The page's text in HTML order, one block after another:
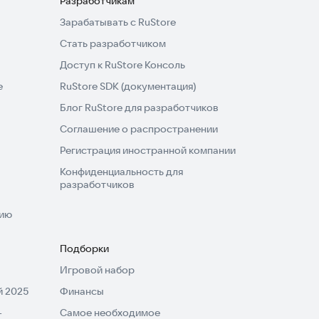
Зарабатывать с RuStore
Стать разработчиком
Доступ к RuStore Консоль
RuStore SDK (документация)
Блог RuStore для разработчиков
Соглашение о распространении
Регистрация иностранной компании
Конфиденциальность для
разработчиков
2025
Подборки
Игровой набор
Финансы
Самое необходимое